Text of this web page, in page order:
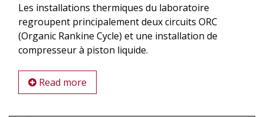
Les installations thermiques du laboratoire
regroupent principalement deux circuits ORC
(Organic Rankine Cycle) et une installation de
compresseur à piston liquide.
Read more